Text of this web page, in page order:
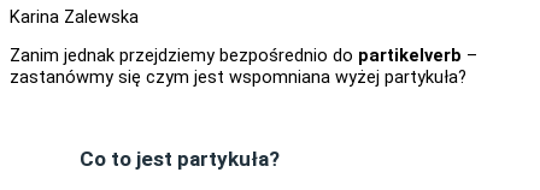
Karina Zalewska
Zanim jednak przejdziemy bezpośrednio do partikelverb –
zastanówmy się czym jest wspomniana wyżej partykuła?
Co to jest partykuła?